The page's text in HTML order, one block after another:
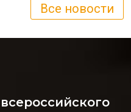
Все новости